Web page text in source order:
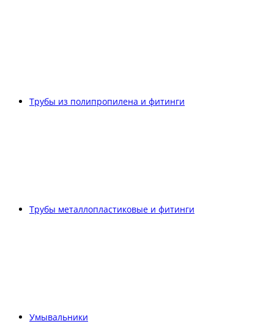
Трубы из полипропилена и фитинги
Трубы металлопластиковые и фитинги
Умывальники